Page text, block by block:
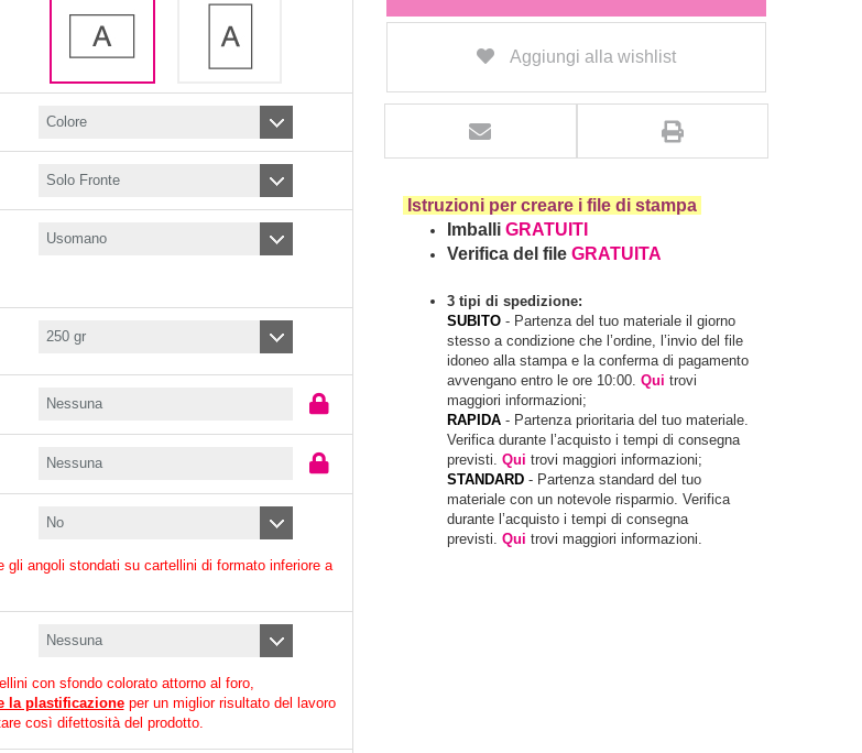
gli angoli stondati su cartellini di formato inferiore a
con sfondo colorato attorno al foro,
la plastificazioneper un miglior risultato del lavoro
così difettosità del prodotto.
Aggiungi alla wishlist
Istruzioni per creare i file di stampa
Imballi GRATUITI
Verifica del file GRATUITA
3 tipi di spedizione:
SUBITO - Partenza del tuo materiale il giorno
stesso a condizione che l’ordine, l’invio del file
idoneo alla stampa e la conferma di pagamento
avvengano entro le ore 10:00. Qui trovi
maggiori informazioni;
RAPIDA - Partenza prioritaria del tuo materiale.
Verifica durante l’acquisto i tempi di consegna
previsti. Qui trovi maggiori informazioni;
STANDARD - Partenza standard del tuo
materiale con un notevole risparmio. Verifica
durante l’acquisto i tempi di consegna
previsti. Qui trovi maggiori informazioni.